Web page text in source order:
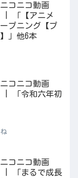
コニコ動画
| 「【アニメ
プニング【プ
」他6本
コニコ動画
| 「令和六年初
コニコ動画
| 「まるで成長